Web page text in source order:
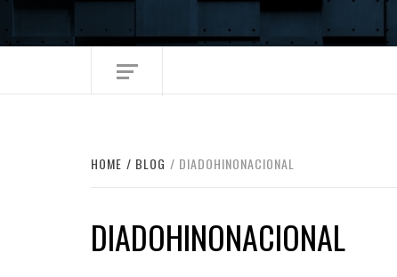
HOME BLOG DIADOHINONACIONAL
DIADOHINONACIONAL